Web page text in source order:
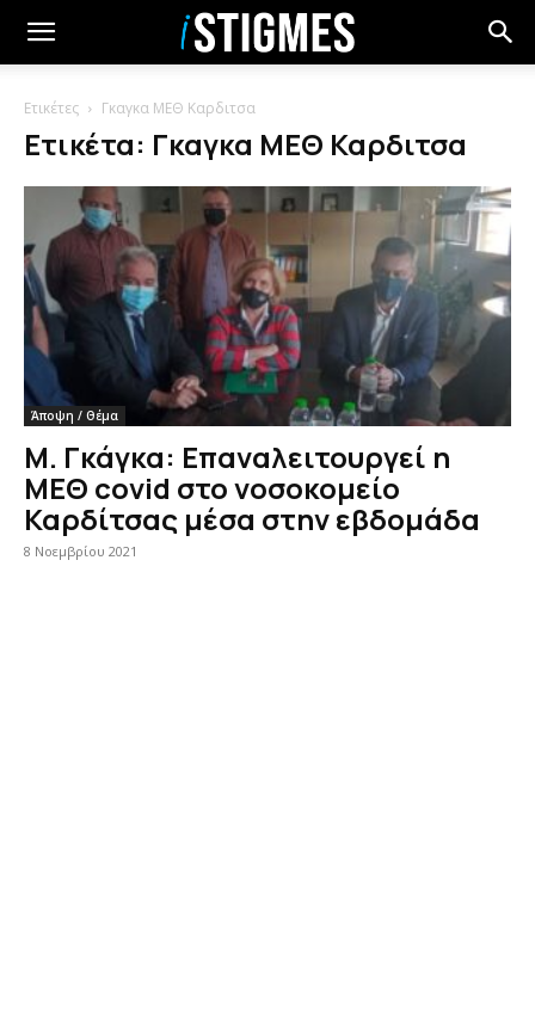
Ετικέτες Γκαγκα ΜΕΘ Καρδιτσα
Ετικέτα: Γκαγκα ΜΕΘ Καρδιτσα
Άποψη / Θέμα
Μ. Γκάγκα: Επαναλειτουργεί η
ΜΕΘ covid στο νοσοκομείο
Καρδίτσας μέσα στην εβδομάδα
8 Νοεμβρίου 2021